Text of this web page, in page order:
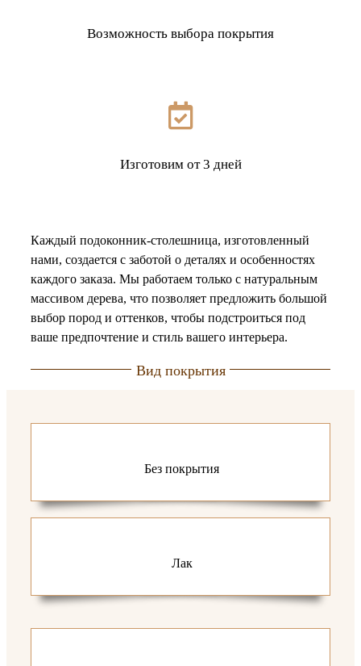
Возможность выбора покрытия
Изготовим от 3 дней
Каждый подоконник-столешница, изготовленный
нами, создается с заботой о деталях и особенностях
каждого заказа. Мы работаем только с натуральным
массивом дерева, что позволяет предложить большой
выбор пород и оттенков, чтобы подстроиться под
ваше предпочтение и стиль вашего интерьера.
Вид покрытия
Без покрытия
Лак